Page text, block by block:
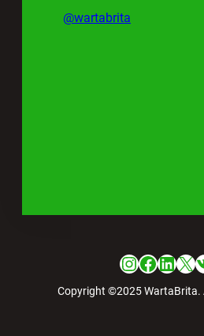
@wartabrita
Instagram
X
Copyright ©2025 WartaBrita.